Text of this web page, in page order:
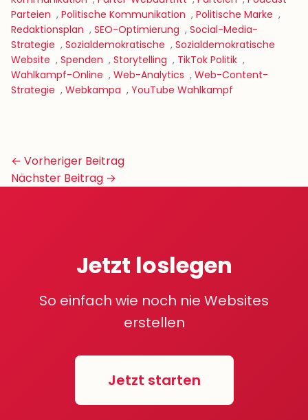
Parteien , Politische Kommunikation , Politische Marke ,
Redaktionsplan , SEO-Optimierung , Social-Media-
Strategie , Sozialdemokratische , Sozialdemokratische
Website , Spenden , Storytelling , TikTok Politik ,
Wahlkampf-Online , Web-Analytics , Web-Content-
Strategie , Webkampa , YouTube Wahlkampf
Beitrags-
Navigation
← Vorheriger Beitrag
Nächster Beitrag →
Jetzt loslegen
So einfach wie noch nie Websites
erstellen
Jetzt starten